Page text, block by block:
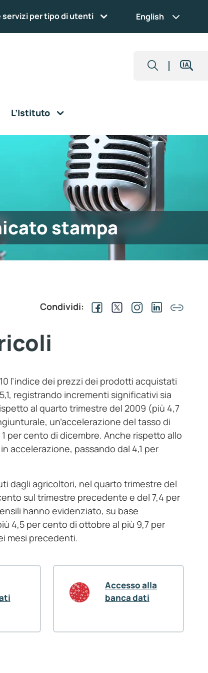
per tipo di utenti English
L’Istituto
stampa
Condividi:
l’indice dei prezzi dei prodotti acquistati
registrando incrementi significativi sia
al quarto trimestre del 2009 (più 4,7
un’accelerazione del tasso di
per cento di dicembre. Anche rispetto allo
accelerazione, passando dal 4,1 per
dagli agricoltori, nel quarto trimestre del
sul trimestre precedente e del 7,4 per
hanno evidenziato, su base
4,5 per cento di ottobre al più 9,7 per
mesi precedenti.
Accesso alla
banca dati